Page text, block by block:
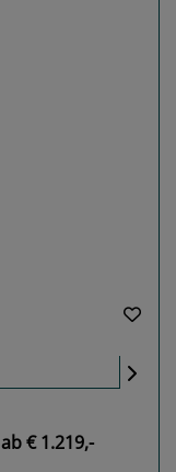
ab€ 1.219,-